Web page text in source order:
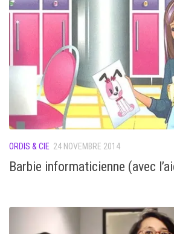
ORDIS & CIE 24 NOVEMBRE 2014
Barbie informaticienne (avec